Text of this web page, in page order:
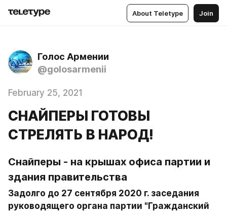
About Teletype Join
Голос Армении
@golosarmenii
February 25, 2021
СНАЙПЕРЫ ГОТОВЫ
СТРЕЛЯТЬ В НАРОД!
Снайперы - на крышах офиса партии и
здания правительства
Задолго до 27 сентября 2020 г. заседания
руководящего органа партии "Гражданский